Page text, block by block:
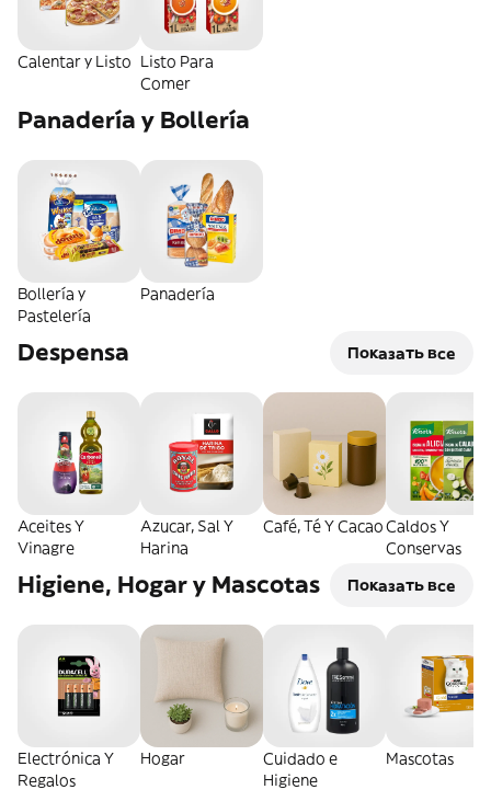
Calentar y Listo Listo Para
Comer
Panadería y Bollería
Bollería y
Pastelería
Panadería
Despensa Показать все
Aceites Y
Vinagre
Azucar, Sal Y
Harina
Café, Té Y CacaoCaldos Y
Conservas
Higiene, Hogar y Mascotas Показать все
Electrónica Y
Regalos
Hogar
Cuidado e
Higiene
Mascotas